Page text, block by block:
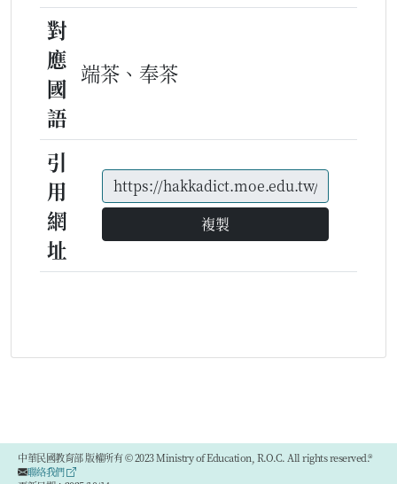
對
應
國
語
端茶、奉茶
引
用
網
址
複製
中華民國教育部 版權所有 © 2023 Ministry of Education, R.O.C. All rights reserved.®
聯絡我們